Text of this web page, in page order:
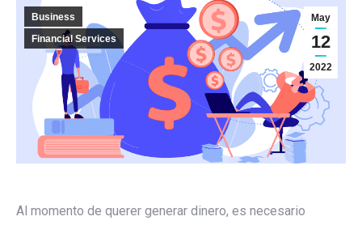
May
12
2022
Business
Financial Services
Al momento de querer generar dinero, es necesario